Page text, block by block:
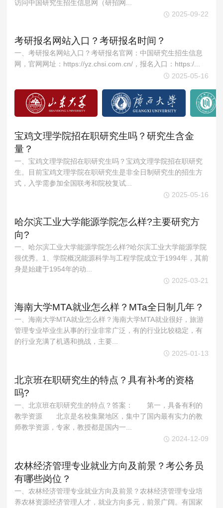
访问中国研究生招生信息网（研招网...
2025-09-22
考研报名网站入口？考研报名时间？
一、考研报名网站入口？考研报名官网：中国研究生招生信息
网，官网网址：https://yz.chsi.com.cn/，报名入口：https:/...
2025-05-16
宝鸡文理学院招在职研究生吗？研究生含金
量？
一、宝鸡文理学院招在职研究生吗？宝鸡文理学院招在职研究
生。目前宝鸡文理学院在职研究生是非全日制研究生的招生方
式，入学需参加全国联考和院校复试...
2025-05-16
哈尔滨工业大学能源学院怎么样?主要研究方
向?
一、哈尔滨工业大学能源学院怎么样?哈尔滨工业大学能源学院
很优秀。1、学院概况能源科学与工程学院成立于1994年，其前
身是始建于1954年的动...
2025-03-21
海南大学MTA就业怎么样？MTa全日制几年？
一、海南大学MTA就业怎么样？海南大学MTA就业很好，旅游
管理专业毕业生从事的行业非常广泛，有的行业比较稳定，有
的行业充满了机遇和挑战，主要...
2025-01-13
北京班在职研究生的特点？具有补考的资格
吗?
一、北京班在职研究生的特点？答案： 第一，具备有利的
教学资源 北京是名校集聚地区，集中了国内最有实力的教
师教学资源，专家，教授都是国内一...
2024-12-09
农林经济管理专业就业方向及前景？考公务员
有哪些岗位？
一、农林经济管理专业就业方向及前景？农林经济管理专业培
养农林资源经济管理人才，就业方向多元，前景广阔。有国家